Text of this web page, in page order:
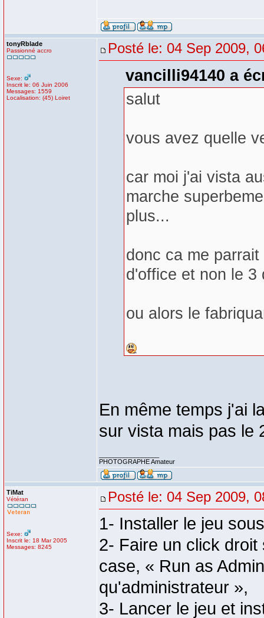
tonyRblade
Passionné accro
Sexe:
Inscrit le: 06 Juin 2006
Messages: 1559
Localisation: (45) Loiret
Posté le: 04 Sep 2009,
vancilli94140 a
salut
vous avez quelle
car moi j'ai vista
marche
plus...
donc ca me
d'office et non le 3
ou alors le
En même temps j'ai
sur vista mais pas le
PHOTOGRAPHE Amateur
TiMat
Vétéran
Sexe:
Inscrit le: 18 Mar 2005
Messages: 8245
Posté le: 04 Sep 2009,
1- Installer le jeu
2- Faire un click
case, « Run as
qu'administrateur »,
3- Lancer le jeu et